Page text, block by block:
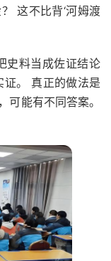
这不比背‘河姆渡
料当成佐证结论
。 真正的做法是
可能有不同答案。